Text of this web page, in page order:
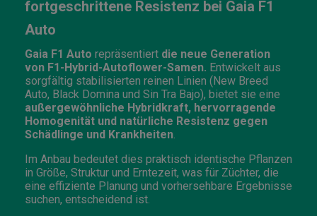
fortgeschrittene Resistenz bei Gaia F1
Auto
Gaia F1 Auto repräsentiert die neue Generation
von F1-Hybrid-Autoflower-Samen. Entwickelt aus
sorgfältig stabilisierten reinen Linien (New Breed
Auto, Black Domina und Sin Tra Bajo), bietet sie eine
außergewöhnliche Hybridkraft, hervorragende
Homogenität und natürliche Resistenz gegen
Schädlinge und Krankheiten
Im Anbau bedeutet dies praktisch identische Pflanzen
in Größe, Struktur und Erntezeit, was für Züchter, die
eine effiziente Planung und vorhersehbare Ergebnisse
suchen, entscheidend ist.